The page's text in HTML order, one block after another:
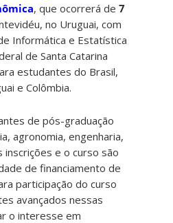
, que ocorrerá de7
no Uruguai, com
Informática e Estatística
de Santa Catarina
estudantes do Brasil,
e Colômbia.
de pós-graduação
agronomia, engenharia,
inscrições e o curso são
de financiamento de
participação do curso
avançados nessas
o interesse em